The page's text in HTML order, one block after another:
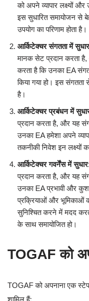
को अपने व्यापार लक्ष्यों
इस सुधारित समायोजन से
उपयोग का परिणाम होता है।
आर्किटेक्चर संगतता में सुधार
मानक सेट प्रदान करता
करता है कि उनका EA
किया गया हो। इस
है।
आर्किटेक्चर प्रबंधन में
प्रदान करता है, और यह
उनका EA हमेशा अपने
तकनीकी निवेश इन लक्ष्यों
आर्किटेक्चर गवर्नेंस में सुधार
प्रदान करता है, और यह
उनका EA प्रभावी और
प्रक्रियाओं और भूमिकाओं
सुनिश्चित करने में मदद
के साथ समायोजित हो।
TOGAF को
TOGAF को अपनाना एक
शामिल हैं: